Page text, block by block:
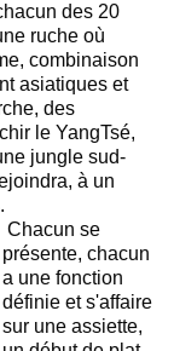
des 20
ruche où
combinaison
asiatiques et
des
le YangTsé,
jungle sud-
à un
Chacun se
présente, chacun
a une fonction
définie et s'affaire
sur une assiette,